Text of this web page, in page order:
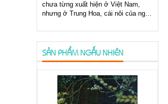
chưa từng xuất hiện ở Việt Nam,
nhưng ở Trung Hoa, cái nôi của nghệ
hành. Tranh Phong Thủy là một loại
tranh được thiết kế...
SẢN PHẨM NGẪU NHIÊN